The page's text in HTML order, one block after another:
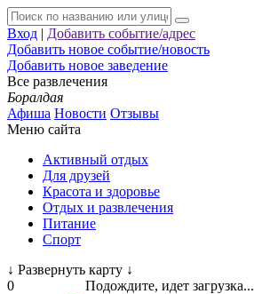
Вход | Добавить событие/адрес
Добавить новое событие/новость
Добавить новое заведение
Все развлечения
Боралдая
Афиша Новости Отзывы
Меню сайта
Активный отдых
Для друзей
Красота и здоровье
Отдых и развлечения
Питание
Спорт
↓ Развернуть карту ↓
Подождите, идет загрузка...
0